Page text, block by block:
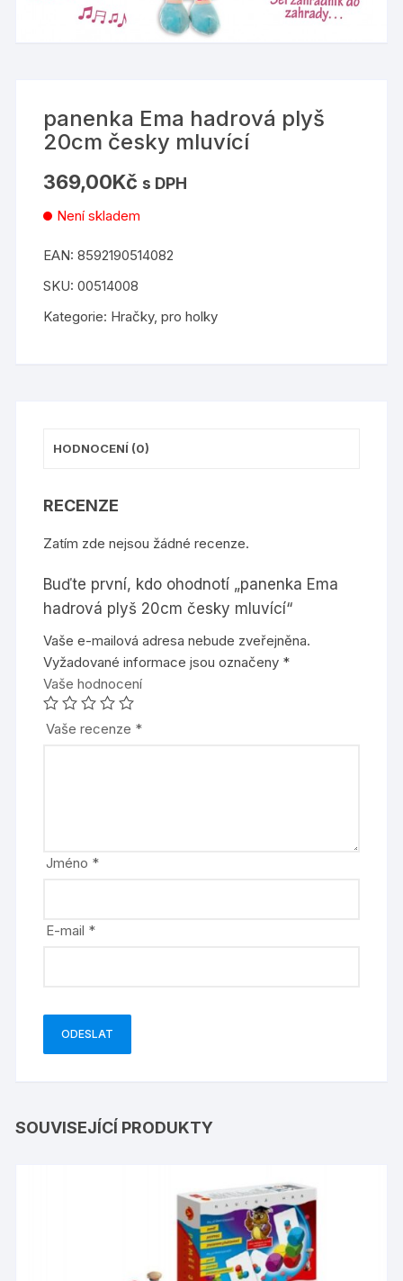
panenka Ema hadrová plyš
20cm česky mluvící
369,00Kč s DPH
Není skladem
EAN:8592190514082
SKU:00514008
Kategorie: Hračky,pro holky
HODNOCENÍ (0)
RECENZE
Zatím zde nejsou žádné recenze.
Buďte první, kdo ohodnotí „panenka Ema
hadrová plyš 20cm česky mluvící“
Vaše e-mailová adresa nebude zveřejněna.
Vyžadované informace jsou označeny *
Vaše hodnocení
Vaše recenze *
Jméno *
E-mail *
SOUVISEJÍCÍ PRODUKTY